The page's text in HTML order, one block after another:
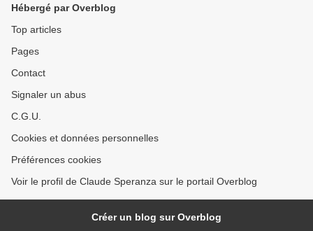
Hébergé par Overblog
Top articles
Pages
Contact
Signaler un abus
C.G.U.
Cookies et données personnelles
Préférences cookies
Voir le profil de Claude Speranza sur le portail Overblog
Créer un blog sur Overblog